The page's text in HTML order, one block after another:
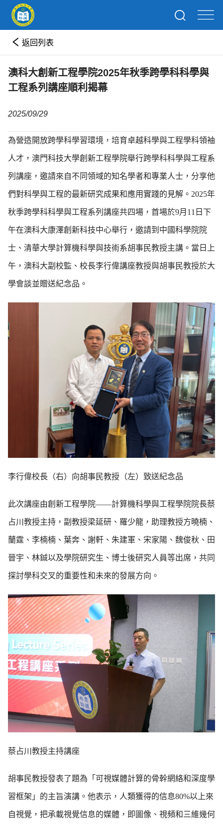
返回列表
澳科大創新工程學院2025年秋季跨學科科學與
工程系列講座順利揭幕
2025/09/29
為營造開放跨學科學習環境，培育卓越科學與工程學科領袖
人才，澳門科技大學創新工程學院舉行跨學科科學與工程系
列講座，邀請來自不同領域的知名學者和專業人士，分享他
們對科學與工程的最新研究成果和應用實踐的見解。2025年
秋季跨學科科學與工程系列講座共四場，首場於9月11日下
午在澳科大康澤創新科技中心舉行，邀請到中國科學院院
士、清華大學計算機科學與技術系胡事民教授主講。當日上
午，澳科大副校監、校長李行偉講座教授與胡事民教授於大
學會談並贈送紀念品。
李行偉校長（右）向胡事民教授（左）致送紀念品
此次講座由創新工程學院——計算機科學與工程學院院長蔡
占川教授主持，副教授梁延研、羅少龍，助理教授方曉楠、
蘭霆、李楠楠、葉奔、謝軒、朱建軍、宋家陽、魏俊秋、田
晉宇、林鋮以及學院研究生、博士後研究人員等出席，共同
探討學科交叉的重要性和未來的發展方向。
蔡占川教授主持講座
胡事民教授發表了題為「可視媒體計算的骨幹網絡和深度學
習框架」的主旨演講。他表示，人類獲得的信息80%以上來
自視覺，把承載視覺信息的媒體，即圖像、視頻和三維幾何